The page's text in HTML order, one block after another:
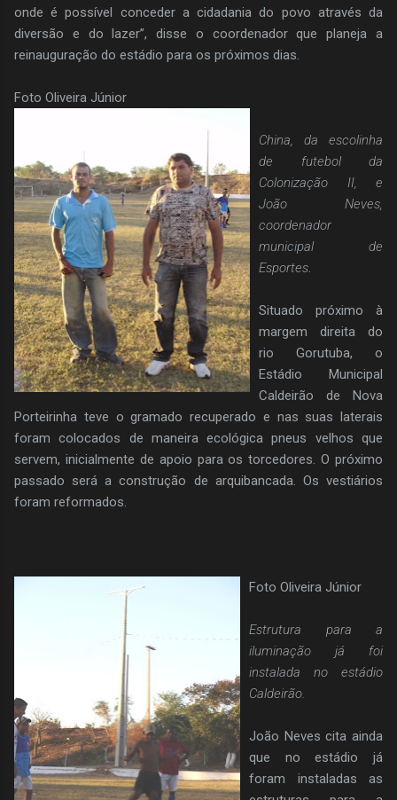
onde é possível conceder a cidadania do povo através da
diversão e do lazer”, disse o coordenador que planeja a
reinauguração do estádio para os próximos dias.
Foto Oliveira Júnior
China, da escolinha
de futebol da
Colonização II, e
João Neves,
coordenador
municipal de
Esportes.
Situado próximo à
margem direita do
rio Gorutuba, o
Estádio Municipal
Caldeirão de Nova
Porteirinha teve o gramado recuperado e nas suas laterais
foram colocados de maneira ecológica pneus velhos que
servem, inicialmente de apoio para os torcedores. O próximo
passado será a construção de arquibancada. Os vestiários
foram reformados.
Foto Oliveira Júnior
Estrutura para a
iluminação já foi
instalada no estádio
Caldeirão.
João Neves cita ainda
que no estádio já
foram instaladas as